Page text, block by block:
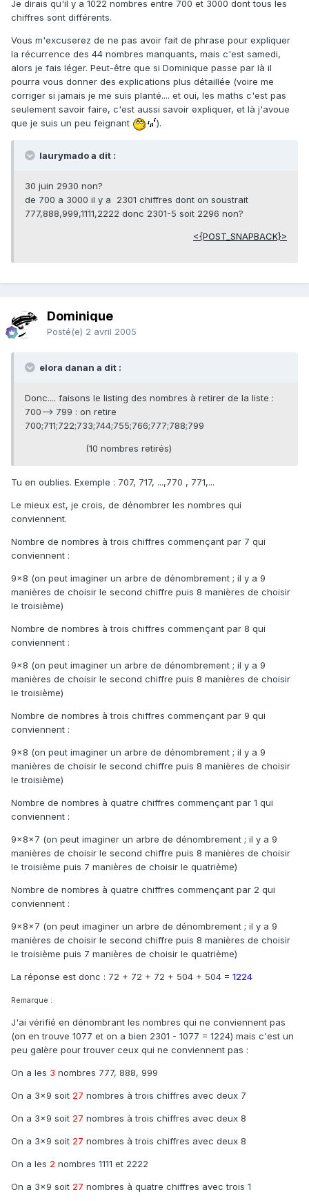
Je dirais qu'il y a 1022 nombres entre 700 et 3000 dont tous les
chiffres sont différents.
Vous m'excuserez de ne pas avoir fait de phrase pour expliquer
la récurrence des 44 nombres manquants, mais c'est samedi,
alors je fais léger. Peut-être que si Dominique passe par là il
pourra vous donner des explications plus détaillée (voire me
corriger si jamais je me suis planté.... et oui, les maths c'est pas
seulement savoir faire, c'est aussi savoir expliquer, et là j'avoue
que je suis un peu feignant
).
laurymado a dit :
30 juin 2930 non?
de 700 a 3000 il y a 2301 chiffres dont on soustrait
777,888,999,1111,2222 donc 2301-5 soit 2296 non?
<{POST_SNAPBACK}>
Dominique
Posté(e) 2 avril 2005
elora danan a dit :
Donc.... faisons le listing des nombres à retirer de la liste :
700--> 799 : on retire
700;711;722;733;744;755;766;777;788;799
(10 nombres retirés)
Tu en oublies. Exemple : 707, 717, ...,770 , 771,...
Le mieux est, je crois, de dénombrer les nombres qui
conviennent.
Nombre de nombres à trois chiffres commençant par 7 qui
conviennent :
9×8 (on peut imaginer un arbre de dénombrement ; il y a 9
manières de choisir le second chiffre puis 8 manières de choisir
le troisième)
Nombre de nombres à trois chiffres commençant par 8 qui
conviennent :
9×8 (on peut imaginer un arbre de dénombrement ; il y a 9
manières de choisir le second chiffre puis 8 manières de choisir
le troisième)
Nombre de nombres à trois chiffres commençant par 9 qui
conviennent :
9×8 (on peut imaginer un arbre de dénombrement ; il y a 9
manières de choisir le second chiffre puis 8 manières de choisir
le troisième)
Nombre de nombres à quatre chiffres commençant par 1 qui
conviennent :
9×8×7 (on peut imaginer un arbre de dénombrement ; il y a 9
manières de choisir le second chiffre puis 8 manières de choisir
le troisième puis 7 manières de choisir le quatrième)
Nombre de nombres à quatre chiffres commençant par 2 qui
conviennent :
9×8×7 (on peut imaginer un arbre de dénombrement ; il y a 9
manières de choisir le second chiffre puis 8 manières de choisir
le troisième puis 7 manières de choisir le quatrième)
La réponse est donc : 72 + 72 + 72 + 504 + 504 = 1224
Remarque :
J'ai vérifié en dénombrant les nombres qui ne conviennent pas
(on en trouve 1077 et on a bien 2301 - 1077 = 1224) mais c'est un
peu galère pour trouver ceux qui ne conviennent pas :
On a les 3 nombres 777, 888, 999
On a 3x9 soit 27 nombres à trois chiffres avec deux 7
On a 3x9 soit 27 nombres à trois chiffres avec deux 8
On a 3x9 soit 27 nombres à trois chiffres avec deux 8
On a les 2 nombres 1111 et 2222
On a 3x9 soit 27 nombres à quatre chiffres avec trois 1